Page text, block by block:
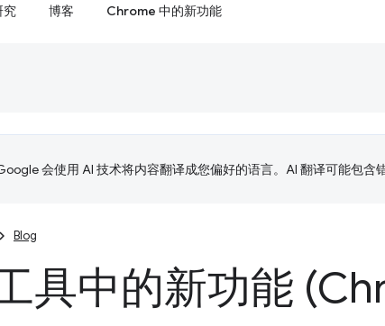
究 博客 Chrome 中的新功能
会使用 AI 技术将内容翻译成您偏好的语言。AI 翻译可能包含错
Blog
具中的新功能